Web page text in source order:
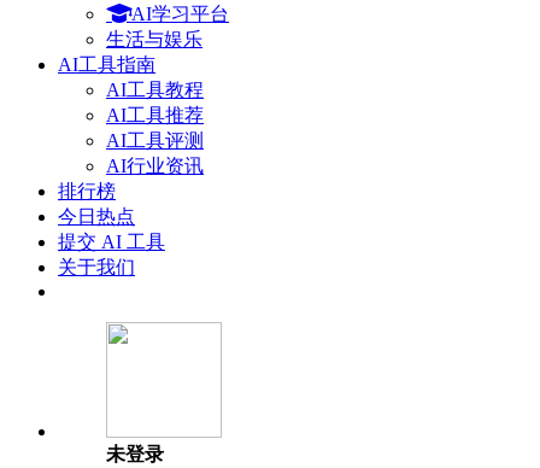
AI学习平台
生活与娱乐
AI工具指南
AI工具教程
AI工具推荐
AI工具评测
AI行业资讯
排行榜
今日热点
提交 AI 工具
关于我们
未登录